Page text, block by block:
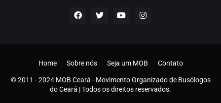
© 2011 - 2024 MOB Ceará - Movimento Organizado de Busólogos
do Ceará | Todos os direitos reservados.
Home Sobre nós Seja um MOB Contato